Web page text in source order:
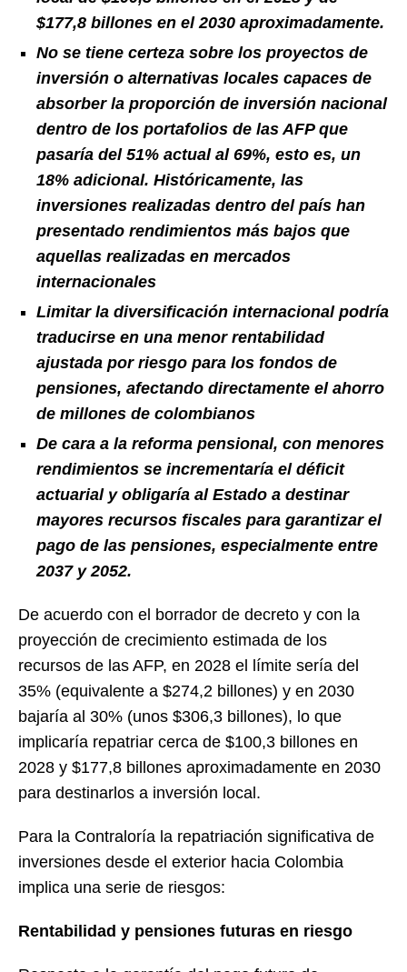
$177,8 billones en el 2030 aproximadamente.
No se tiene certeza sobre los proyectos de
inversión o alternativas locales capaces de
absorber la proporción de inversión nacional
dentro de los portafolios de las AFP que
pasaría del 51% actual al 69%, esto es, un
18% adicional. Históricamente, las
inversiones realizadas dentro del país han
presentado rendimientos más bajos que
aquellas realizadas en mercados
internacionales
Limitar la diversificación internacional podría
traducirse en una menor rentabilidad
ajustada por riesgo para los fondos de
pensiones, afectando directamente el ahorro
de millones de colombianos
De cara a la reforma pensional, con menores
rendimientos se incrementaría el déficit
actuarial y obligaría al Estado a destinar
mayores recursos fiscales para garantizar el
pago de las pensiones, especialmente entre
2037 y 2052.
De acuerdo con el borrador de decreto y con la
proyección de crecimiento estimada de los
recursos de las AFP, en 2028 el límite sería del
35% (equivalente a $274,2 billones) y en 2030
bajaría al 30% (unos $306,3 billones), lo que
implicaría repatriar cerca de $100,3 billones en
2028 y $177,8 billones aproximadamente en 2030
para destinarlos a inversión local.
Para la Contraloría la repatriación significativa de
inversiones desde el exterior hacia Colombia
implica una serie de riesgos:
Rentabilidad y pensiones futuras en riesgo